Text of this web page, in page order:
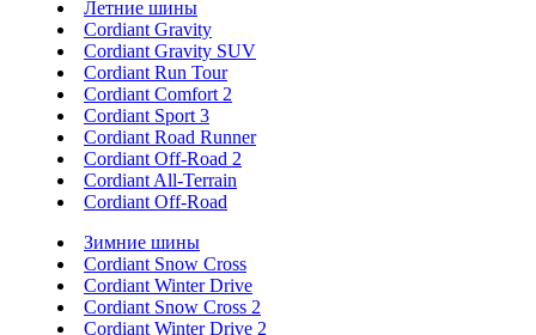
Летние шины
Cordiant Gravity
Cordiant Gravity SUV
Cordiant Run Tour
Cordiant Comfort 2
Cordiant Sport 3
Cordiant Road Runner
Cordiant Off-Road 2
Cordiant All-Terrain
Cordiant Off-Road
Зимние шины
Cordiant Snow Cross
Cordiant Winter Drive
Cordiant Snow Cross 2
Cordiant Winter Drive 2